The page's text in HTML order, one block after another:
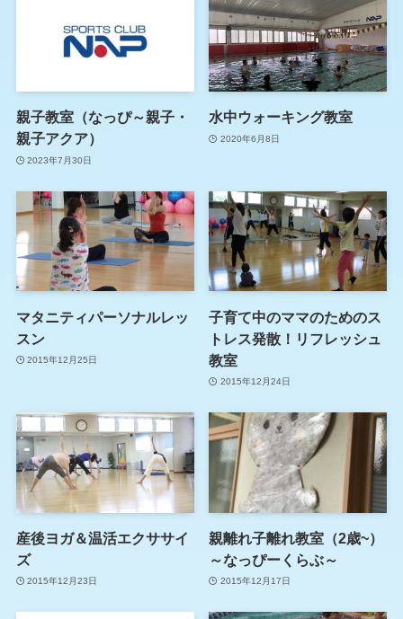
親子教室（なっぴ～親子・
親子アクア）
2023年7月30日
水中ウォーキング教室
2020年6月8日
マタニティパーソナルレッ
スン
2015年12月25日
子育て中のママのためのス
トレス発散！リフレッシュ
教室
2015年12月24日
産後ヨガ＆温活エクササイ
ズ
2015年12月23日
親離れ子離れ教室（2歳~）
～なっぴーくらぶ～
2015年12月17日